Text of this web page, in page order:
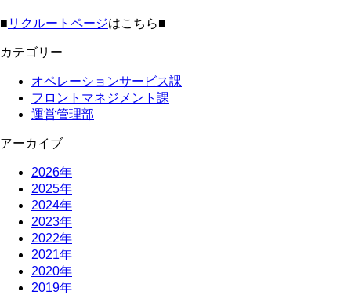
■ リクルートページはこちら■
カテゴリー
オペレーションサービス課
フロントマネジメント課
運営管理部
アーカイブ
2026年
2025年
2024年
2023年
2022年
2021年
2020年
2019年